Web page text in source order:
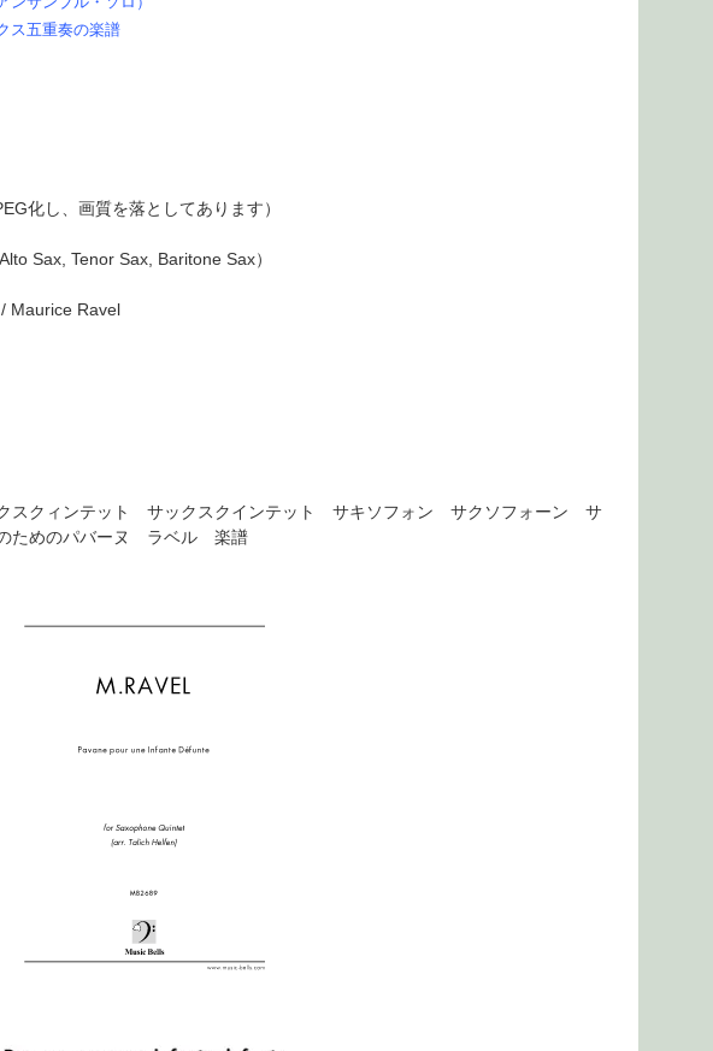
ス五重奏の楽譜
化し、画質を落としてあります）
Sax, Tenor Sax, Baritone Sax）
/ Maurice Ravel
スクィンテット サックスクインテット サキソフォン サクソフォーン サ
ためのパバーヌ ラベル 楽譜